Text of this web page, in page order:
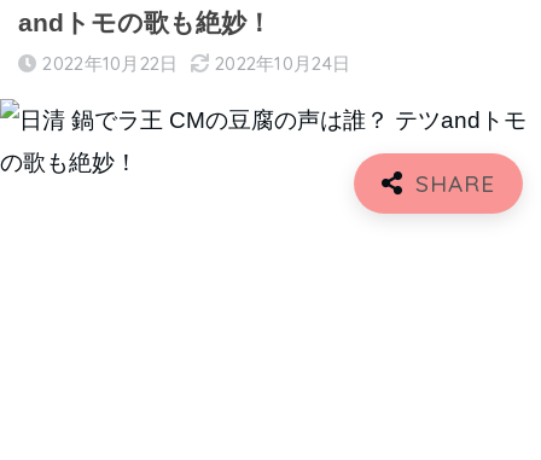
andトモの歌も絶妙！
2022年10月22日 2022年10月24日